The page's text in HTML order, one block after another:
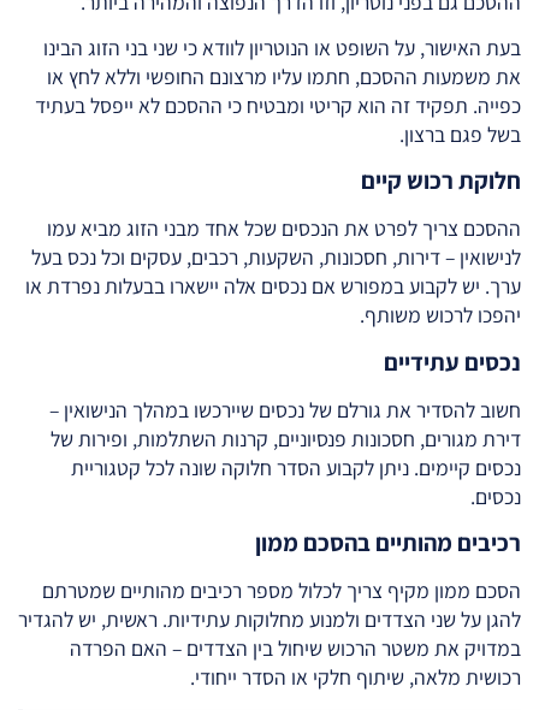
בעת האישור, על השופט או הנוטריון לוודא כי שני בני הזוג הבינו
את משמעות ההסכם, חתמו עליו מרצונם החופשי וללא לחץ או
כפייה. תפקיד זה הוא קריטי ומבטיח כי ההסכם לא ייפסל בעתיד
בשל פגם ברצון.
חלוקת רכוש קיים
ההסכם צריך לפרט את הנכסים שכל אחד מבני הזוג מביא עמו
לנישואין – דירות, חסכונות, השקעות, רכבים, עסקים וכל נכס בעל
ערך. יש לקבוע במפורש אם נכסים אלה יישארו בבעלות נפרדת או
יהפכו לרכוש משותף.
נכסים עתידיים
חשוב להסדיר את גורלם של נכסים שיירכשו במהלך הנישואין –
דירת מגורים, חסכונות פנסיוניים, קרנות השתלמות, ופירות של
נכסים קיימים. ניתן לקבוע הסדר חלוקה שונה לכל קטגוריית
נכסים.
רכיבים מהותיים בהסכם ממון
הסכם ממון מקיף צריך לכלול מספר רכיבים מהותיים שמטרתם
להגן על שני הצדדים ולמנוע מחלוקות עתידיות. ראשית, יש להגדיר
במדויק את משטר הרכוש שיחול בין הצדדים – האם הפרדה
רכושית מלאה, שיתוף חלקי או הסדר ייחודי.